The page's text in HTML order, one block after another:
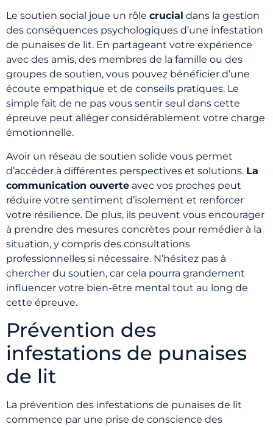
Le soutien social joue un rôle crucial dans la gestion
des conséquences psychologiques d’une infestation
de punaises de lit. En partageant votre expérience
avec des amis, des membres de la famille ou des
groupes de soutien, vous pouvez bénéficier d’une
écoute empathique et de conseils pratiques. Le
simple fait de ne pas vous sentir seul dans cette
épreuve peut alléger considérablement votre charge
émotionnelle.
Avoir un réseau de soutien solide vous permet
d’accéder à différentes perspectives et solutions. La
communication ouverte avec vos proches peut
réduire votre sentiment d’isolement et renforcer
votre résilience. De plus, ils peuvent vous encourager
à prendre des mesures concrètes pour remédier à la
situation, y compris des consultations
professionnelles si nécessaire. N’hésitez pas à
chercher du soutien, car cela pourra grandement
influencer votre bien-être mental tout au long de
cette épreuve.
Prévention des
infestations de punaises
de lit
La prévention des infestations de punaises de lit
commence par une prise de conscience des